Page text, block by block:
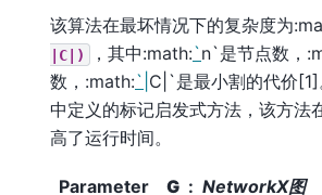
该算法在最坏情况下的复杂度为
|C|)
，其中:math:`n`是节点数，
数，:math:` C|`是最小割的代价
中定义的标记启发式方法，该方法
高了运行时间。
Parameter
G
NetworkX图